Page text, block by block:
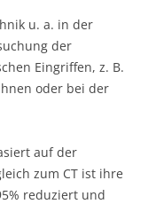
u. a. in der
der
Eingriffen, z. B.
oder bei der
auf der
zum CT ist ihre
reduziert und